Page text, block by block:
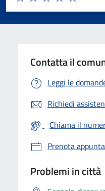
Valuta 5
Valuta 4 stelle
Valuta 3 stelle su 5
Valuta 2 stelle su 5
Valuta 1 stelle su 5
Contatta il
Leggi le
Richiedi
Chiama il
Prenota
Problemi in città